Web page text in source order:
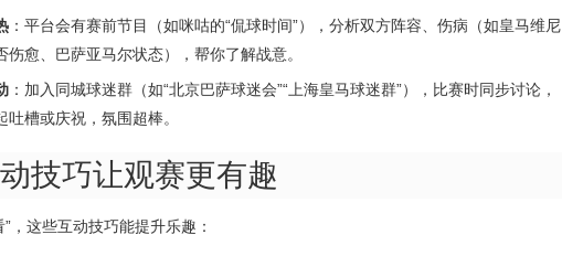
：平台会有赛前节目（如咪咕的“侃球时间”），分析双方阵容、伤病（如皇马维尼
伤愈、巴萨亚马尔状态），帮你了解战意。
：加入同城球迷群（如“北京巴萨球迷会”“上海皇马球迷群”），比赛时同步讨论，
吐槽或庆祝，氛围超棒。
技巧让观赛更有趣
，这些互动技巧能提升乐趣：